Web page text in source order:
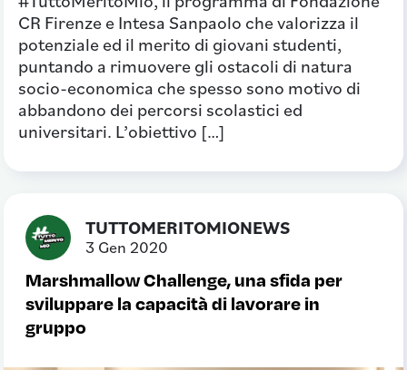
CR Firenze e Intesa Sanpaolo che valorizza il
potenziale ed il merito di giovani studenti,
puntando a rimuovere gli ostacoli di natura
socio-economica che spesso sono motivo di
abbandono dei percorsi scolastici ed
universitari. L’obiettivo […]
TUTTOMERITOMIONEWS
3 Gen 2020
Marshmallow Challenge, una sfida per
sviluppare la capacità di lavorare in
gruppo